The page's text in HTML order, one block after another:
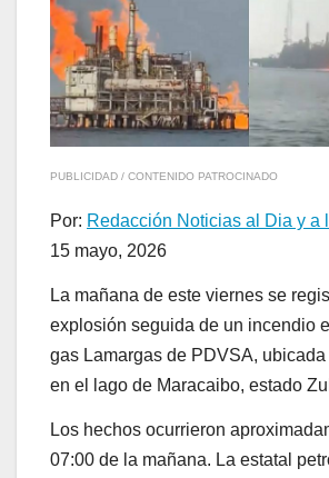
PUBLICIDAD / CONTENIDO PATROCINADO
Por: Redacción Noticias al Dia y a
15 mayo, 2026
La mañana de este viernes se
explosión seguida de un incendio
gas Lamargas de PDVSA,
en el lago de Maracaibo, estado
Los hechos ocurrieron
07:00 de la mañana. La estatal